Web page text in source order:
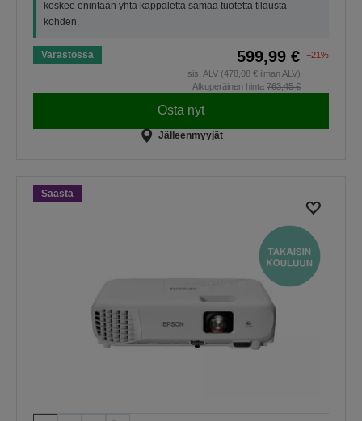
koskee enintään yhtä kappaletta samaa tuotetta tilausta
kohden.
Varastossa 599,99 €
−21%
sis. ALV (478,08 € ilman ALV)
Alkuperäinen hinta 763,45 €
Osta nyt
Jälleenmyyjät
Säästä